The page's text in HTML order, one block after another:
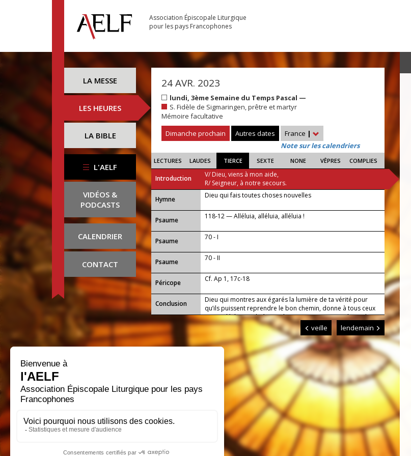
Association Épiscopale Liturgique
pour les pays Francophones
LA MESSE
LES HEURES
LA BIBLE
L'AELF
VIDÉOS &
PODCASTS
CALENDRIER
CONTACT
24 AVR. 2023
lundi, 3ème Semaine du Temps Pascal —
S. Fidèle de Sigmaringen, prêtre et martyr
Mémoire facultative
Dimanche prochain
Autres dates France |
Note sur les calendriers
LECTURES LAUDES TIERCE SEXTE NONE VÊPRES COMPLIES
Introduction
V/ Dieu, viens à mon aide,
R/ Seigneur, à notre secours.
...
Hymne Dieu qui fais toutes choses nouvelles
Psaume 118-12 — Alléluia, alléluia, alléluia !
Psaume 70 - I
Psaume 70 - II
Péricope Cf. Ap 1, 17c-18
Conclusion
Dieu qui montres aux égarés la lumière de ta vérité pour
qu’ils puissent reprendre le bon che­min, donne à tous ceux
qui se déclarent chrétiens de rejeter ce qui est indigne de ce
nom et de rechercher ce qui lui fait honneur.
veille lendemain